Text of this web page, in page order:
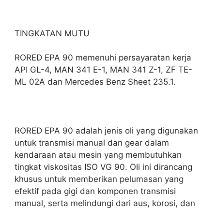
TINGKATAN MUTU
RORED EPA 90 memenuhi persayaratan kerja
API GL-4, MAN 341 E-1, MAN 341 Z-1, ZF TE-
ML 02A dan Mercedes Benz Sheet 235.1.
RORED EPA 90 adalah jenis oli yang digunakan
untuk transmisi manual dan gear dalam
kendaraan atau mesin yang membutuhkan
tingkat viskositas ISO VG 90. Oli ini dirancang
khusus untuk memberikan pelumasan yang
efektif pada gigi dan komponen transmisi
manual, serta melindungi dari aus, korosi, dan